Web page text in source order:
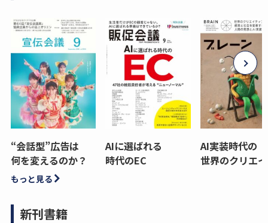
“会話型”広告は
何を変えるのか？
AIに選ばれる
時代のEC
AI実装時代の
世界のクリエ
もっと見る
新刊書籍